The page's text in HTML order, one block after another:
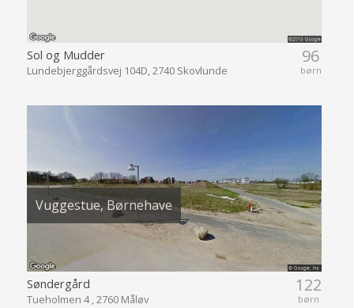
96
børn
Sol og Mudder
Lundebjerggårdsvej 104D, 2740 Skovlunde
Vuggestue, Børnehave
122
børn
Søndergård
Tueholmen 4 , 2760 Måløv